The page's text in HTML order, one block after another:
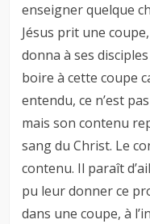
enseigner quelque
Jésus prit une
donna à ses
boire à cette coupe
entendu, ce n’est
mais son contenu
sang du Christ. Le
contenu. Il paraît
pu leur donner ce
dans une coupe, à